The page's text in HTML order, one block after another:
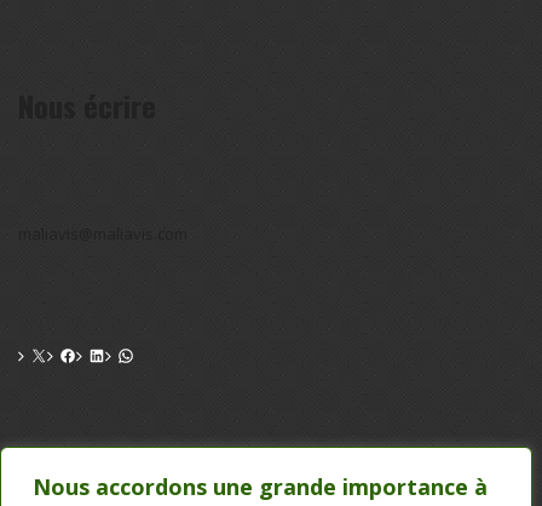
Nous accordons une grande importance à
CONTACT